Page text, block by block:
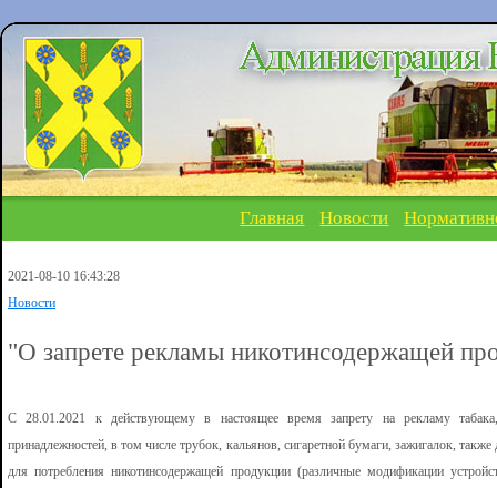
Главная Новости
2021-08-10 16:43:28
Новости
"О запрете рекламы никотинсодержащей
С 28.01.2021 к действующему в настоящее время запрету на рекламу
принадлежностей, в том числе трубок, кальянов, сигаретной бумаги, зажигалок,
для потребления никотинсодержащей продукции (различные модификации